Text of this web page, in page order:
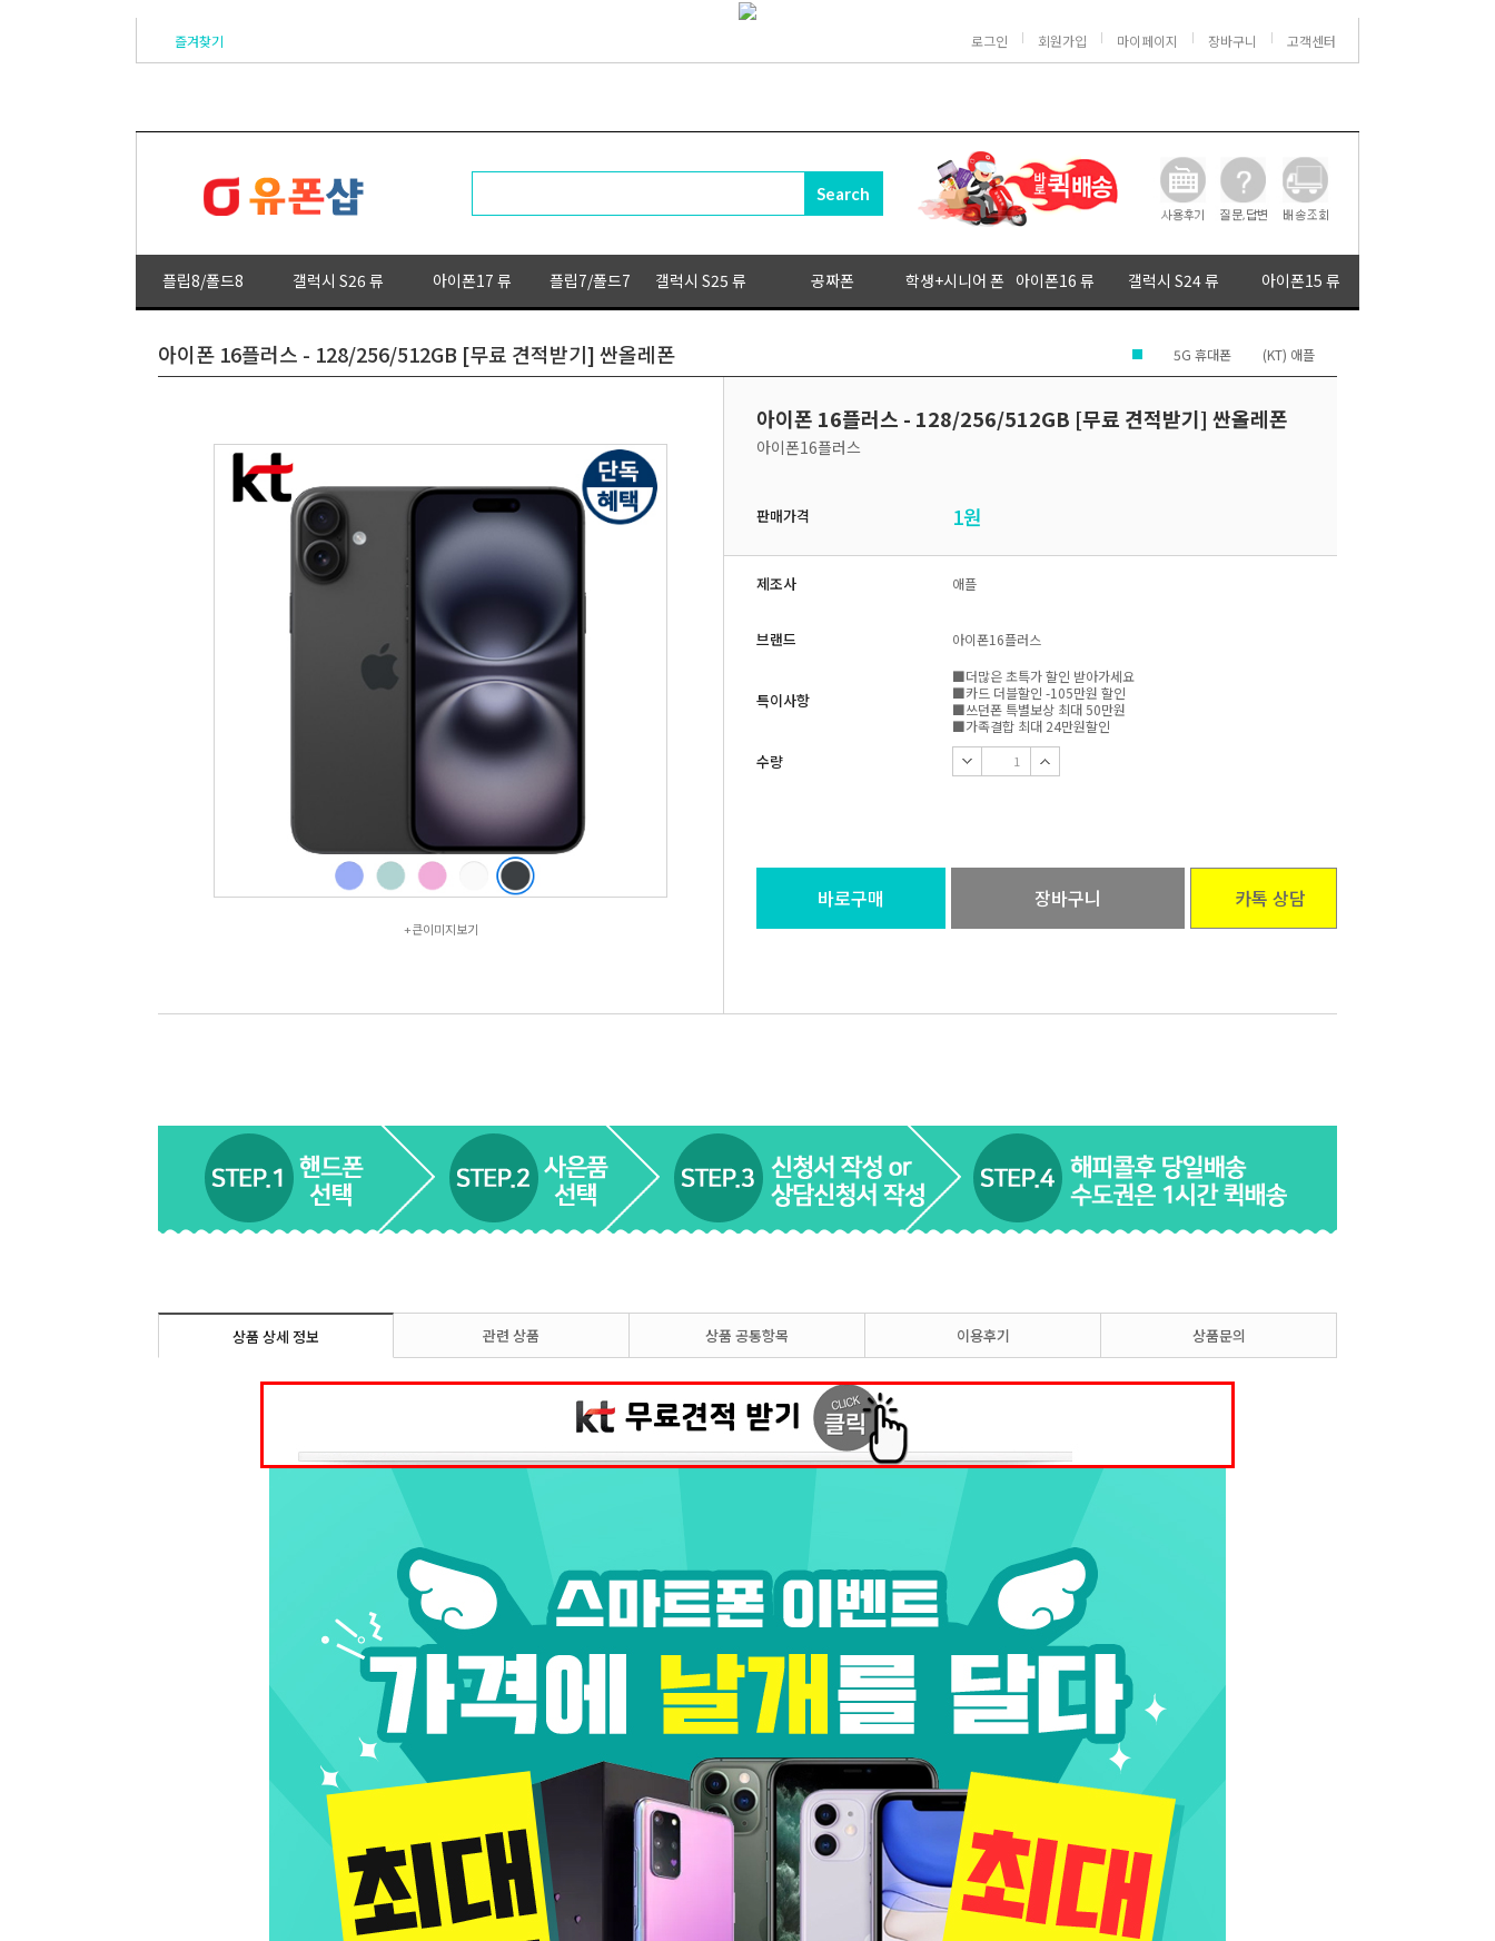
즐겨찾기 로그인 회원가입 마이페이지 장바구니 고객센터
플립8/폴드8 갤럭시 S26 류 아이폰17 류 플립7/폴드7 갤럭시 S25 류 공짜폰 학생+시니어 폰 아이폰16 류 갤럭시 S24 류 아이폰15 류
5G 휴대폰 (KT) 애플
아이폰 16플러스 - 128/256/512GB [무료 견적받기] 싼올레폰
+큰이미지보기
아이폰 16플러스 - 128/256/512GB [무료 견적받기] 싼올레폰
아이폰16플러스
판매가격 1원
제조사 애플
브랜드 아이폰16플러스
특이사항
■더많은 초특가 할인 받아가세요
■카드 더블할인 -105만원 할인
■쓰던폰 특별보상 최대 50만원
■가족결합 최대 24만원할인
수량
바로구매 장바구니 카톡 상담
상품 상세 정보 관련 상품 상품 공통항목 이용후기 상품문의